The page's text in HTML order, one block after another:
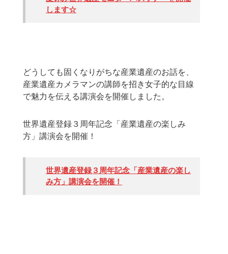
します☆
どうしても固くなりがちな産業遺産のお話を、
産業遺産カメラマンの講師を招き女子的な目線
で魅力を伝える講演会を開催しました。
世界遺産登録３周年記念「産業遺産の楽しみ
方」講演会を開催！
世界遺産登録３周年記念「産業遺産の楽し
み方」講演会を開催！